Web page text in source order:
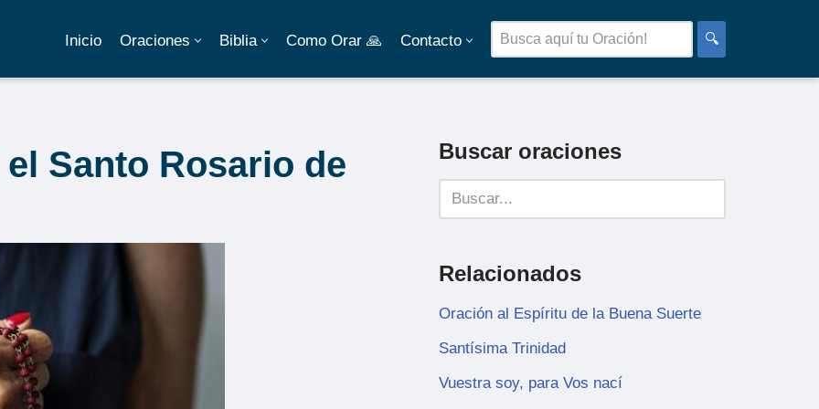
Inicio Oraciones Biblia Como Orar 🙏 Contacto 🔍
Santo Rosario de
Buscar oraciones
Relacionados
Oración al Espíritu de la Buena Suerte
Santísima Trinidad
Vuestra soy, para Vos nací